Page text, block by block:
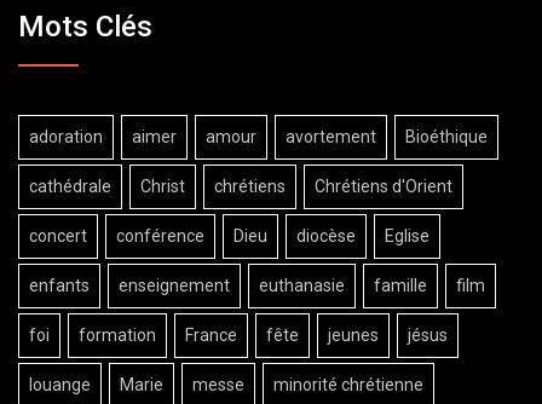
Mots Clés
adoration aimer amour avortement Bioéthique
cathédrale Christ chrétiens Chrétiens d'Orient
concert conférence Dieu diocèse Eglise
enfants enseignement euthanasie famille film
foi formation France fête jeunes jésus
louange Marie messe minorité chrétienne